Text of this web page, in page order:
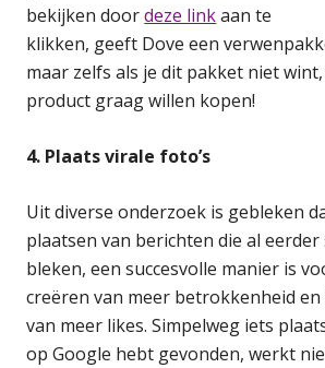
bekijken doordeze linkaan te
klikken, geeft Dove een
maar zelfs als je dit pakket niet
product graag willen kopen!
4. Plaats virale foto’s
Uit diverse onderzoek is gebleken
plaatsen van berichten die al eerder
bleken, een succesvolle manier is
creëren van meer betrokkenheid
van meer likes. Simpelweg iets
op Google hebt gevonden, werkt